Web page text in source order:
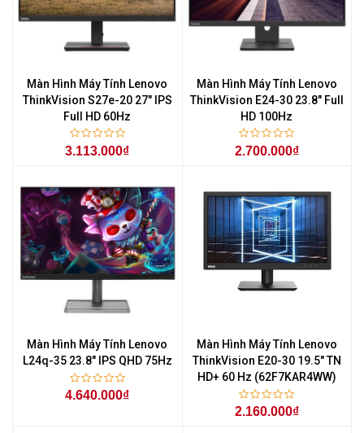
Màn Hình Máy Tính Lenovo
ThinkVision S27e-20 27" IPS
Full HD 60Hz
3.113.000₫
Màn Hình Máy Tính Lenovo
ThinkVision E24-30 23.8" Full
HD 100Hz
2.700.000₫
Màn Hình Máy Tính Lenovo
L24q-35 23.8" IPS QHD 75Hz
4.640.000₫
Màn Hình Máy Tính Lenovo
ThinkVision E20-30 19.5" TN
HD+ 60 Hz (62F7KAR4WW)
2.160.000₫